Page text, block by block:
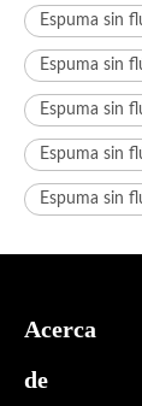
Espuma sin
Espuma sin
Espuma sin
Espuma sin
Espuma sin
Acerca
de